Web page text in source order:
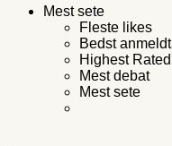
Mest sete
Fleste likes
Bedst anmeldt
Highest Rated
Mest debat
Mest sete